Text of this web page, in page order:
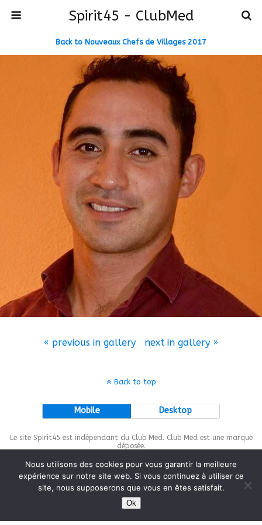
Spirit45 - ClubMed
Back to Nouveaux Chefs de Villages 2017
« previous in gallery next in gallery »
Back to top
Mobile Desktop
Le site Spirit45 est indépendant du Club Med. Club Med est une marque
déposée.
This site is protected bywp-copyrightpro.com
Nous utilisons des cookies pour vous garantir la meilleure
expérience sur notre site web. Si vous continuez à utiliser ce
site, nous supposerons que vous en êtes satisfait.
Ok